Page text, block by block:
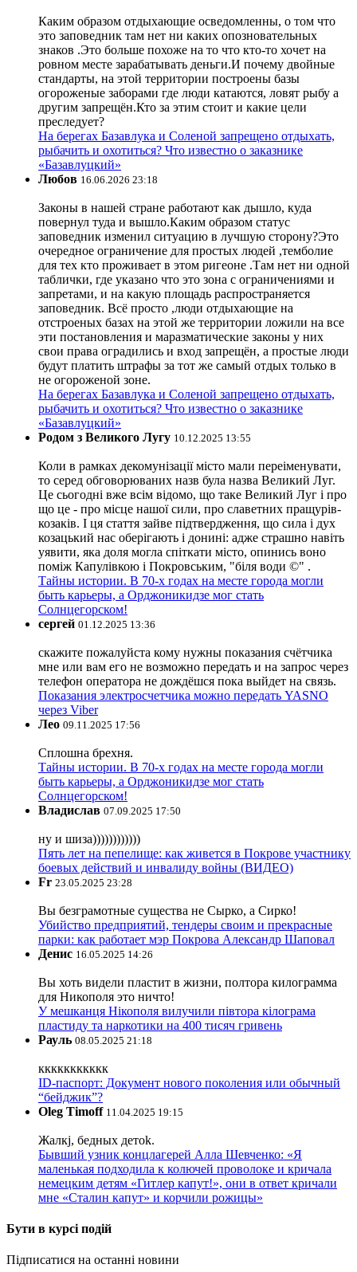
Каким образом отдыхающие осведомленны, о том что
это заповедник там нет ни каких опозновательных
знаков .Это больше похоже на то что кто-то хочет на
ровном месте зарабатывать деньги.И почему двойные
стандарты, на этой территории построены базы
огороженые заборами где люди катаются, ловят рыбу а
другим запрещён.Кто за этим стоит и какие цели
преследует?
На берегах Базавлука и Соленой запрещено отдыхать,
рыбачить и охотиться? Что известно о заказнике
«Базавлуцкий»
Любов 16.06.2026 23:18
Законы в нашей стране работают как дышло, куда
повернул туда и вышло.Каким образом статус
заповедник изменил ситуацию в лучшую сторону?Это
очередное ограничение для простых людей ,темболие
для тех кто проживает в этом ригеоне .Там нет ни одной
таблички, где указано что это зона с ограничениями и
запретами, и на какую площадь распространяется
заповедник. Всё просто ,люди отдыхающие на
отстроеных базах на этой же территории ложили на все
эти постановления и маразматические законы у них
свои права оградились и вход запрещён, а простые люди
будут платить штрафы за тот же самый отдых только в
не огороженой зоне.
На берегах Базавлука и Соленой запрещено отдыхать,
рыбачить и охотиться? Что известно о заказнике
«Базавлуцкий»
Родом з Великого Лугу 10.12.2025 13:55
Коли в рамках декомунізації місто мали переіменувати,
то серед обговорюваних назв була назва Великий Луг.
Це сьогодні вже всім відомо, що таке Великий Луг і про
що це - про місце нашої сили, про славетних пращурів-
козаків. І ця стаття зайве підтвердження, що сила і дух
козацький нас оберігають і донині: адже страшно навіть
уявити, яка доля могла спіткати місто, опинись воно
поміж Капулівкою і Покровським, "біля води ©" .
Тайны истории. В 70-х годах на месте города могли
быть карьеры, а Орджоникидзе мог стать
Солнцегорском!
сергей 01.12.2025 13:36
скажите пожалуйста кому нужны показания счётчика
мне или вам его не возможно передать и на запрос через
телефон оператора не дождёшся пока выйдет на связь.
Показания электросчетчика можно передать YASNO
через Viber
Лео 09.11.2025 17:56
Сплошна брехня.
Тайны истории. В 70-х годах на месте города могли
быть карьеры, а Орджоникидзе мог стать
Солнцегорском!
Владислав 07.09.2025 17:50
ну и шиза))))))))))))
Пять лет на пепелище: как живется в Покрове участнику
боевых действий и инвалиду войны (ВИДЕО)
Fr 23.05.2025 23:28
Вы безграмотные существа не Сырко, а Сирко!
Убийство предприятий, тендеры своим и прекрасные
парки: как работает мэр Покрова Александр Шаповал
Денис 16.05.2025 14:26
Вы хоть видели пластит в жизни, полтора килограмма
для Никополя это ничто!
У мешканця Нікополя вилучили півтора кілограма
пластиду та наркотики на 400 тисяч гривень
Рауль 08.05.2025 21:18
ккккккккккк
ID-паспорт: Документ нового поколения или обычный
“бейджик”?
Oleg Timoff 11.04.2025 19:15
Жалкj, бедных детok.
Бывший узник концлагерей Алла Шевченко: «Я
маленькая подходила к колючей проволоке и кричала
немецким детям «Гитлер капут!», они в ответ кричали
мне «Сталин капут» и корчили рожицы»
Бути в курсі подій
Підписатися на останні новини